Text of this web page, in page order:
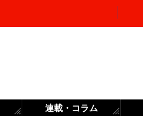
連載・コラム